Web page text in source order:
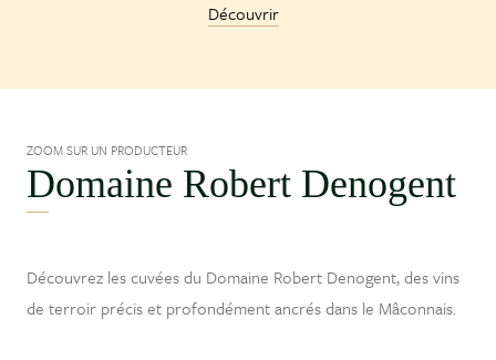
Découvrir
ZOOM SUR UN PRODUCTEUR
Domaine Robert Denogent
Découvrez les cuvées du Domaine Robert Denogent, des vins
de terroir précis et profondément ancrés dans le Mâconnais.